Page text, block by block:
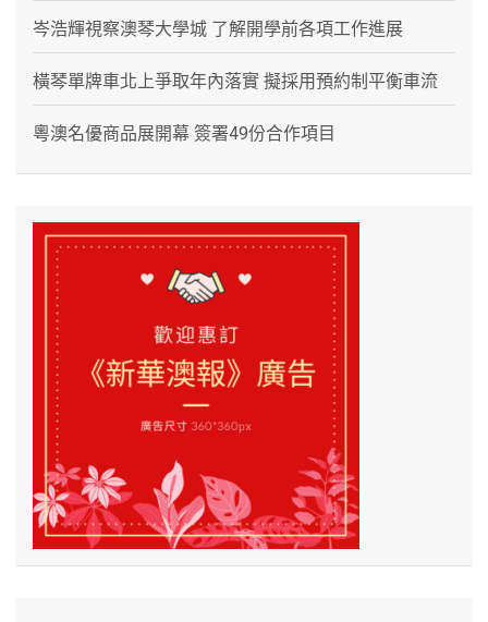
岑浩輝視察澳琴大學城 了解開學前各項工作進展
橫琴單牌車北上爭取年內落實 擬採用預約制平衡車流
粵澳名優商品展開幕 簽署49份合作項目